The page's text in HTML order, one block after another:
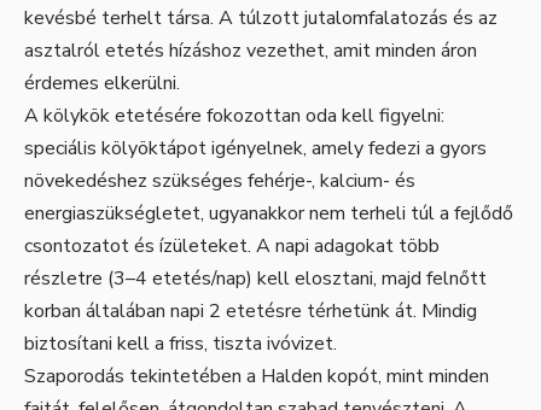
kevésbé terhelt társa. A túlzott jutalomfalatozás és az
asztalról etetés hízáshoz vezethet, amit minden áron
érdemes elkerülni.
A kölykök etetésére fokozottan oda kell figyelni:
speciális kölyöktápot igényelnek, amely fedezi a gyors
növekedéshez szükséges fehérje-, kalcium- és
energiaszükségletet, ugyanakkor nem terheli túl a fejlődő
csontozatot és ízületeket. A napi adagokat több
részletre (3–4 etetés/nap) kell elosztani, majd felnőtt
korban általában napi 2 etetésre térhetünk át. Mindig
biztosítani kell a friss, tiszta ivóvizet.
Szaporodás tekintetében a Halden kopót, mint minden